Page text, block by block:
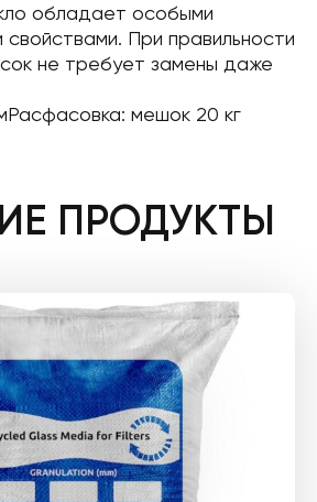
обладает особыми
При правильности
не требует замены даже
мешок 20 кг
ПРОДУКТЫ